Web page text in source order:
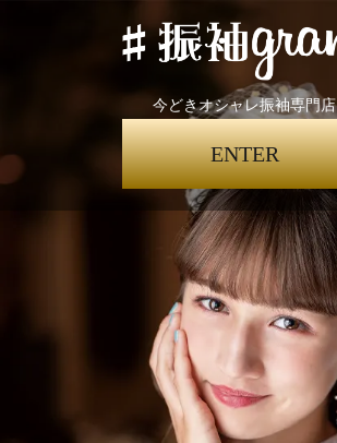
今どきオシャレ振袖専門店
ENTER